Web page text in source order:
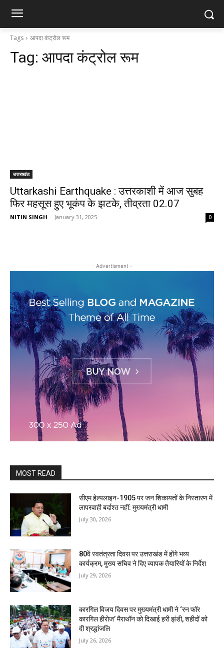
Tags आपदा कंट्रोल रूम
Tag: आपदा कंट्रोल रूम
उत्तराखंड
Uttarkashi Earthquake : उत्तरकाशी में आज सुबह
फिर महसूस हुए भूकंप के झटके, तीव्रता 02.07
NITIN SINGH - January 31, 2025 0
- Advertisment -
MOST READ
सीएम हेल्पलाइन-1905 पर जन शिकायतों के निस्तारण में
लापरवाही बर्दाश्त नहीं: मुख्यमंत्री धामी
July 30, 2026
80वें स्वतंत्रता दिवस पर उत्तराखंड में होंगे भव्य
कार्यक्रम, मुख्य सचिव ने दिए व्यापक तैयारियों के निर्देश
July 29, 2026
कारगिल विजय दिवस पर मुख्यमंत्री धामी ने ‘रन फॉर
कारगिल हीरोज’ मैराथॉन को दिखाई हरी झंडी, शहीदों को
दी श्रद्धांजलि
July 26, 2026